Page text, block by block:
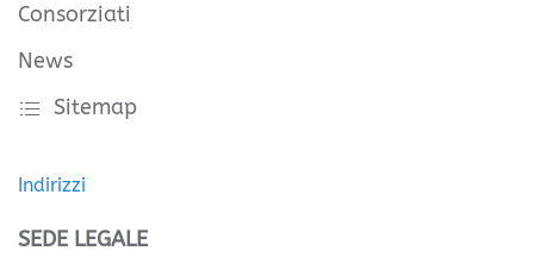
Consorziati
News
Sitemap
Indirizzi
SEDE LEGALE